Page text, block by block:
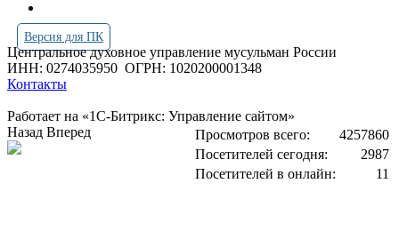
Версия для ПК
Центральное духовное управление мусульман России
ИНН: 0274035950 ОГРН: 1020200001348
Контакты
Работает на «1С-Битрикс: Управление сайтом»
Просмотров всего:
4257860
Посетителей сегодня:
2987
Посетителей в онлайн:
11
Назад Вперед